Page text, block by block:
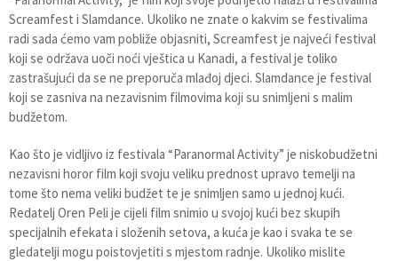
Screamfest i Slamdance. Ukoliko ne znate o kakvim se festivalima
radi sada ćemo vam pobliže objasniti, Screamfest je najveći festival
koji se održava uoči noći vještica u Kanadi, a festival je toliko
zastrašujući da se ne preporuča mlađoj djeci. Slamdance je festival
koji se zasniva na nezavisnim filmovima koji su snimljeni s malim
budžetom.
Kao što je vidljivo iz festivala “Paranormal Activity” je niskobudžetni
nezavisni horor film koji svoju veliku prednost upravo temelji na
tome što nema veliki budžet te je snimljen samo u jednoj kući.
Redatelj Oren Peli je cijeli film snimio u svojoj kući bez skupih
specijalnih efekata i složenih setova, a kuća je kao i svaka te se
gledatelji mogu poistovjetiti s mjestom radnje. Ukoliko mislite